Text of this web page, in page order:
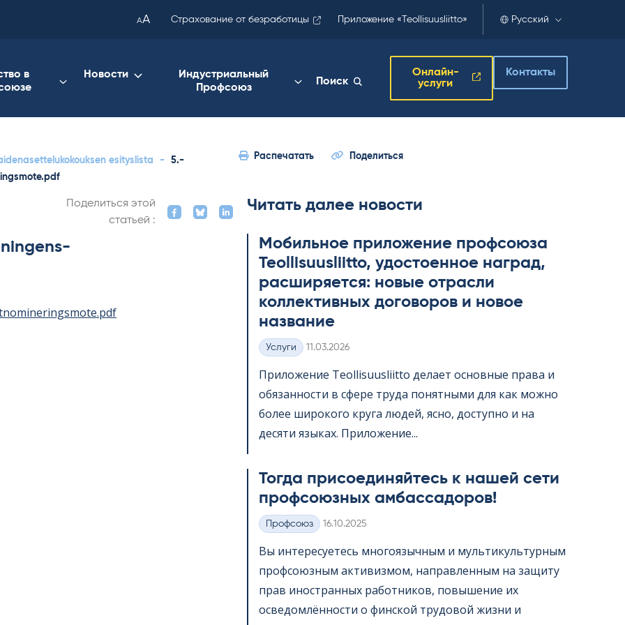
AA Страхование от безработицы Приложение «Teollisuusliitto» Русский
в
Новости
Индустриальный
Профсоюз
Поиск
Онлайн-
услуги
Контакты
esityslista -
5.-
Распечатать Поделиться
Поделиться этой
статьей :
Читать далее новости
Мобильное приложение профсоюза
Teol­li­suus­liitto, удостоенное наград,
расширяется: новые отрасли
коллективных договоров и новое
название
Категории
Услуги Kirjoitettu
11.03.2026
Приложение Teol­li­suus­liitto делает основные права и
обязанности в сфере труда понятными для как можно
более широкого круга людей, ясно, доступно и на
десяти языках. Приложение...
Тогда присоединяйтесь к нашей сети
профсоюзных амбассадоров!
Категории
Профсоюз Kirjoitettu
16.10.2025
Вы интересуетесь многоязычным и мультикультурным
профсоюзным активизмом, направленным на защиту
прав иностранных работников, повышение их
осведомлённости о финской трудовой жизни и
your